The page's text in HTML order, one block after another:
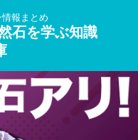
報まとめ
石を学ぶ知識